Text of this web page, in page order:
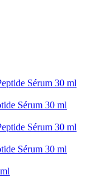
Sérum 30 ml
Sérum 30 ml